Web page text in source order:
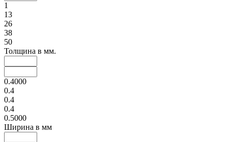
1
13
26
38
50
Толщина в мм.
0.4000
0.4
0.4
0.4
0.5000
Ширина в мм